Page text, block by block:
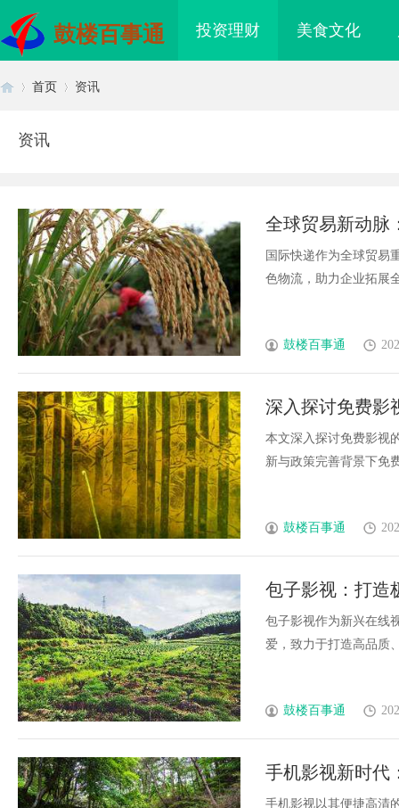
鼓楼百事通 投资理财 美食文化
首页 资讯
资讯
全球贸易新动脉
析
国际快递作为全球贸易
色物流，助力企业拓展
鼓楼百事通
深入探讨免费影
本文深入探讨免费影视
新与政策完善背景下免
鼓楼百事通
包子影视：打造
包子影视作为新兴在线
爱，致力于打造高品质
鼓楼百事通
手机影视新时代
手机影视以其便捷高清
单品价值的秘密武器 武汉配眼镜 上海配眼镜